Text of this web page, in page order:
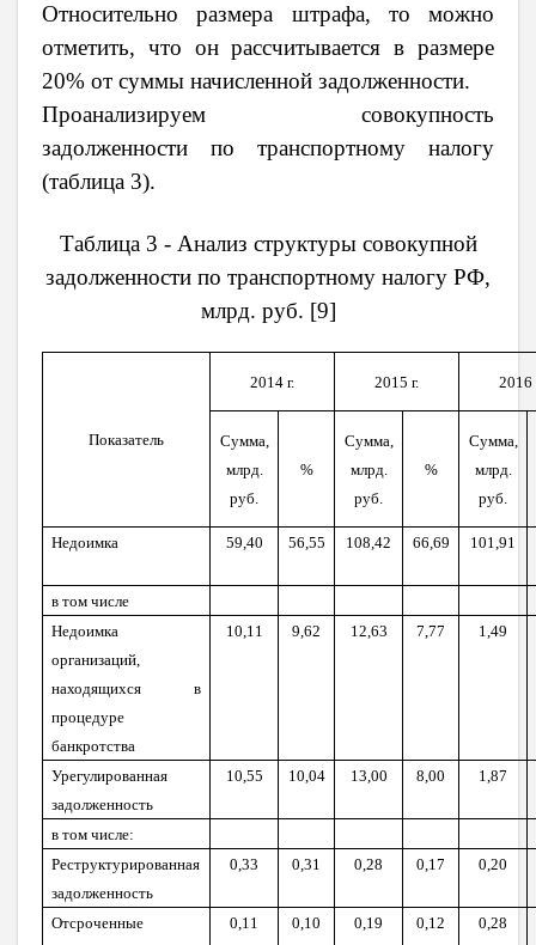
Относительно размера штрафа, то можно
отметить, что он рассчитывается в размере
20% от суммы начисленной задолженности.
Проанализируем совокупность
задолженности по транспортному налогу
(таблица 3).
Таблица 3 - Анализ структуры совокупной
задолженности по транспортному налогу РФ,
млрд. руб. [9]
Показатель
2014 г. 2015 г. 2016
Сумма,
млрд.
руб.
%
Сумма,
млрд.
руб.
%
Сумма,
млрд.
руб.
Недоимка 59,40 56,55 108,42 66,69 101,91
в том числе
Недоимка
организаций,
находящихся в
процедуре
банкротства
10,11 9,62 12,63 7,77 1,49
Урегулированная
задолженность
10,55 10,04 13,00 8,00 1,87
в том числе:
Реструктурированная
задолженность
0,33 0,31 0,28 0,17 0,20
Отсроченные
0,11 0,10 0,19 0,12 0,28